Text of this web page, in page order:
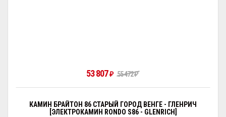
53 807₽ 55 472₽
КАМИН БРАЙТОН 86 СТАРЫЙ ГОРОД ВЕНГЕ - ГЛЕНРИЧ
[ЭЛЕКТРОКАМИН RONDO S86 - GLENRICH]